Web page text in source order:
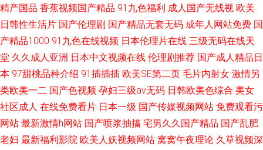
精产国品 香蕉视频国产精品 91九色福利 成人国产无线视 欧美
日韩性生活片 国产伦理剧 国产精品无套无码 成年人网站免费 国
产精品1000 91九色在线视频 日本伦理片在线 三级无码在线天
堂 久久成人亚洲 日本中文视频在线 伦理剧推荐 国产成人精品日
本 97甜桃品种介绍 91插插插 欧美SE第二页 毛片内射女 激情另
类欧美一二 国产色视频 孕妇三级av无码 日韩欧美色综合 美女
社区成人 在线免费看片 日本一级 国产传媒视频网站 免费观看污
网站 最新激情h网站 国产喷浆抽搐 宅男久久国产精品 国产乱肥
老妇 最新福利影院 欧美人妖视频网站 窝窝午夜理论 久草视频深